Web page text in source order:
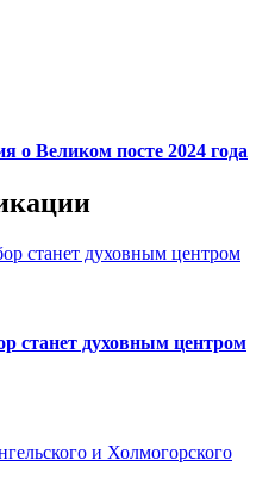
о Великом посте 2024 года
станет духовным центром
и Холмогорского